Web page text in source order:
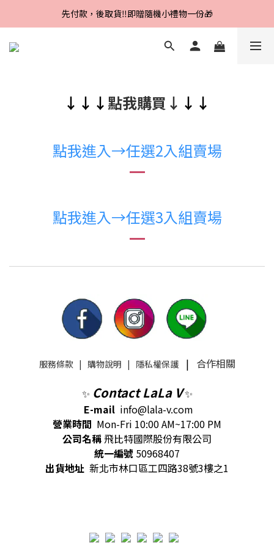
Line好友招募中，首購、回購皆贈100元
先付款，後取貨‼️即贈隨機小禮物一份🎁
Line好友招募中，首購、回購皆贈100元
↓↓↓ 點我購買↓ ↓↓
點我進入→任選2入組賣場
點我進入→任選3入組賣場
服務條款| 購物說明 | 隱私權保護| 合作相關
✨ Contact LaLa V✨
E-mail info@lala-v.com
營業時間 Mon-Fri 10:00 AM~17:00 PM
公司名稱飛比特國際股份有限公司
統一編號 50968407
出貨地址 新北市林口區工四路38號3樓之1